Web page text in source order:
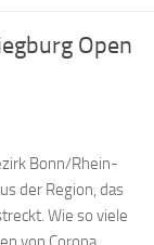
Open
Bonn/Rhein-
der Region, das
Wie so viele